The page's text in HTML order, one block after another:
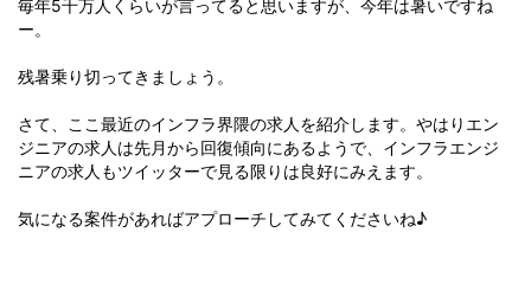
毎年5千万人くらいが言ってると思いますが、今年は暑いですね
ー。
残暑乗り切ってきましょう。
さて、ここ最近のインフラ界隈の求人を紹介します。やはりエン
ジニアの求人は先月から回復傾向にあるようで、インフラエンジ
ニアの求人もツイッターで見る限りは良好にみえます。
気になる案件があればアプローチしてみてくださいね♪